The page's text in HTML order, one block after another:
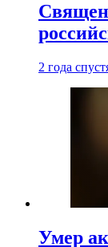
2 года
Умер